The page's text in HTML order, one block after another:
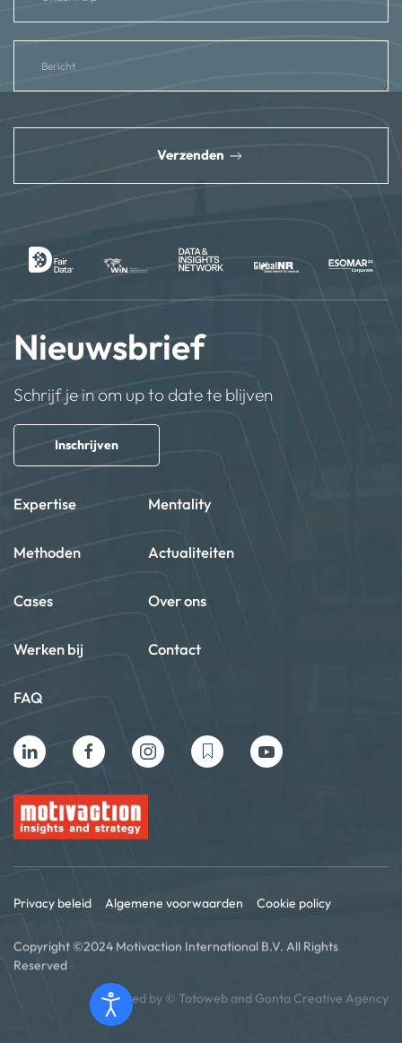
Verzenden
Nieuwsbrief
Schrijf je in om up to date te blijven
Inschrijven
Expertise Mentality
Methoden Actualiteiten
Cases Over ons
Werken bij Contact
FAQ
Privacy beleid Algemene voorwaarden Cookie policy
Copyright ©2024 Motivaction International B.V. All Rights
Reserved
Powered by © Totoweband Gonta Creative Agency